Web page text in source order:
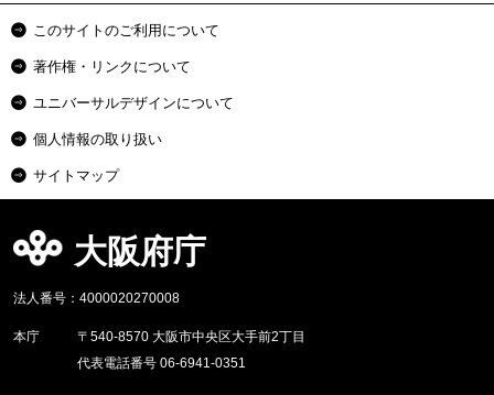
このサイトのご利用について
著作権・リンクについて
ユニバーサルデザインについて
個人情報の取り扱い
サイトマップ
大阪府庁
法人番号：4000020270008
本庁
〒540-8570 大阪市中央区大手前2丁目
代表電話番号 06-6941-0351